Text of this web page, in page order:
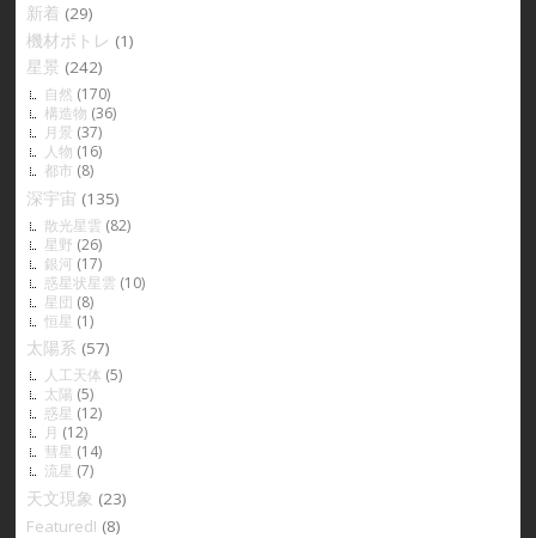
新着 (29)
機材ポトレ (1)
星景 (242)
自然 (170)
構造物 (36)
月景 (37)
人物 (16)
都市 (8)
深宇宙 (135)
散光星雲 (82)
星野 (26)
銀河 (17)
惑星状星雲 (10)
星団 (8)
恒星 (1)
太陽系 (57)
人工天体 (5)
太陽 (5)
惑星 (12)
月 (12)
彗星 (14)
流星 (7)
天文現象 (23)
Featured! (8)